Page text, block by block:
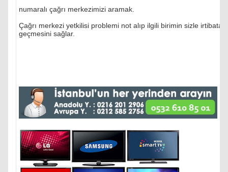
numaralı çağrı merkezimizi aramak.
Çağrı merkezi yetkilisi problemi not alıp ilgili birimin sizle irtibata
geçmesini sağlar.